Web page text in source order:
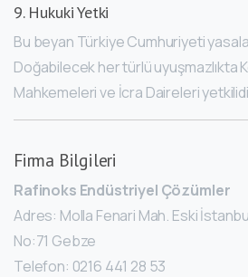
9. Hukuki Yetki
Bu beyan Türkiye Cumhuriyeti
Doğabilecek her türlü uyuşmazlıkta
Mahkemeleri ve İcra Daireleri
Firma Bilgileri
Rafinoks Endüstriyel Çözümler
Adres: Molla Fenari Mah. Eski
No:71 Gebze
Telefon: 0216 441 28 53